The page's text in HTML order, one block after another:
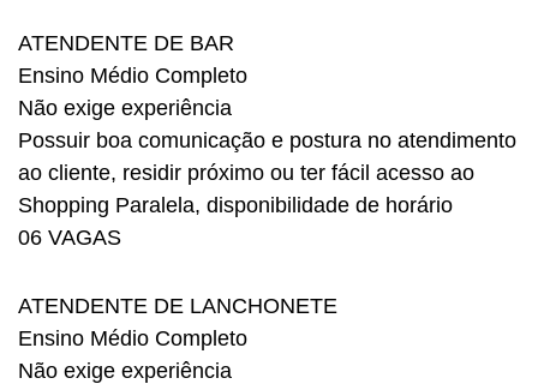
ATENDENTE DE BAR
Ensino Médio Completo
Não exige experiência
Possuir boa comunicação e postura no atendimento
ao cliente, residir próximo ou ter fácil acesso ao
Shopping Paralela, disponibilidade de horário
06 VAGAS
ATENDENTE DE LANCHONETE
Ensino Médio Completo
Não exige experiência